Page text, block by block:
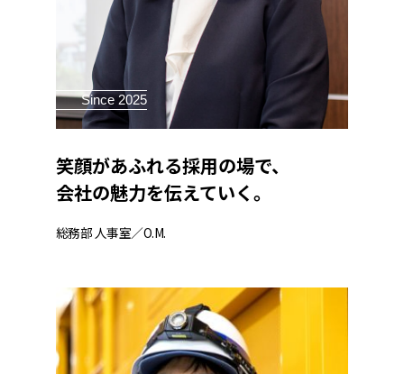
笑顔があふれる採用の場で、
会社の魅力を伝えていく。
総務部 人事室／O.M.
Since 2025